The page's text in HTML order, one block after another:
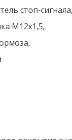
стоп-сигнала,
М12х1,5,